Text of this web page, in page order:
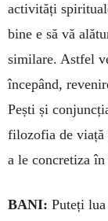
ac­tivități
bi­ne e să vă
si­mi­lare. Astfel
în­cepând,
Pești și
filozofia de viață
a le concretiza
BANI: Puteți